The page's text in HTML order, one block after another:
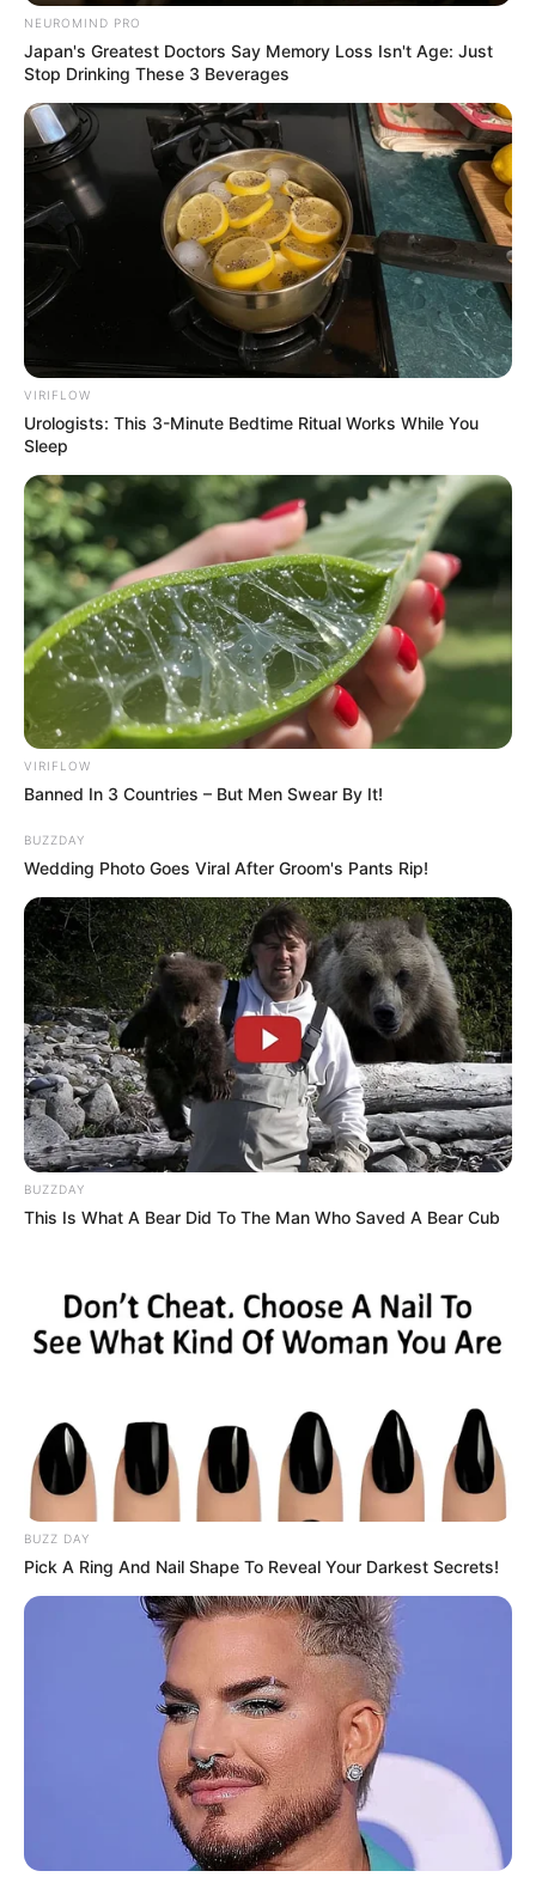
NEUROMIND PRO
Japan's Greatest Doctors Say Memory Loss Isn't Age: Just
Stop Drinking These 3 Beverages
VIRIFLOW
Urologists: This 3-Minute Bedtime Ritual Works While You
Sleep
VIRIFLOW
Banned In 3 Countries – But Men Swear By It!
BUZZDAY
Wedding Photo Goes Viral After Groom's Pants Rip!
BUZZDAY
This Is What A Bear Did To The Man Who Saved A Bear Cub
BUZZ DAY
Pick A Ring And Nail Shape To Reveal Your Darkest Secrets!